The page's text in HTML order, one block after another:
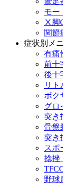
モー
Ⅹ脚
関節
症状別メ
有痛
前十
後十
リト
ボク
グロ
突き
骨盤
突き
スポ
捻挫
野球